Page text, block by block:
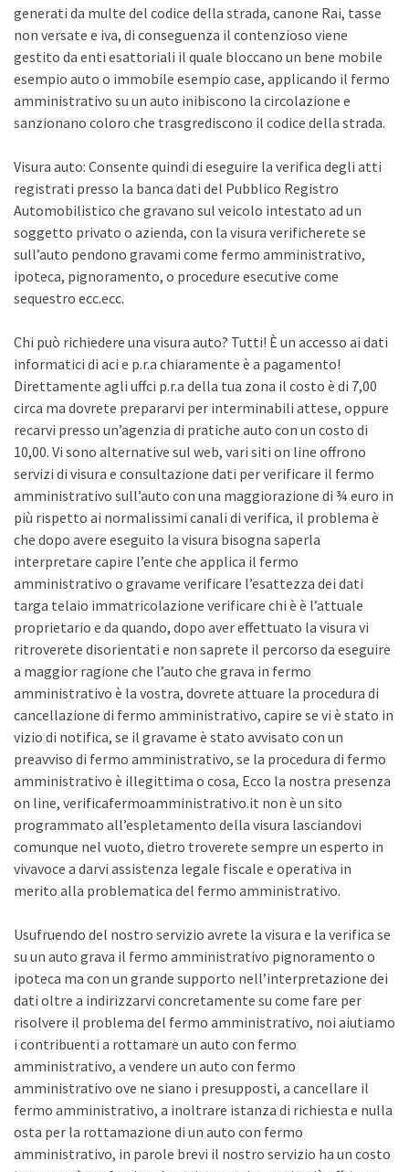
generati da multe del codice della strada, canone Rai, tasse
non versate e iva, di conseguenza il contenzioso viene
gestito da enti esattoriali il quale bloccano un bene mobile
esempio auto o immobile esempio case, applicando il fermo
amministrativo su un auto inibiscono la circolazione e
sanzionano coloro che trasgrediscono il codice della strada.
Visura auto: Consente quindi di eseguire la verifica degli atti
registrati presso la banca dati del Pubblico Registro
Automobilistico che gravano sul veicolo intestato ad un
soggetto privato o azienda, con la visura verificherete se
sull’auto pendono gravami come fermo amministrativo,
ipoteca, pignoramento, o procedure esecutive come
sequestro ecc.ecc.
Chi può richiedere una visura auto? Tutti! È un accesso ai dati
informatici di aci e p.r.a chiaramente è a pagamento!
Direttamente agli uffci p.r.a della tua zona il costo è di 7,00
circa ma dovrete prepararvi per interminabili attese, oppure
recarvi presso un’agenzia di pratiche auto con un costo di
10,00. Vi sono alternative sul web, vari siti on line offrono
servizi di visura e consultazione dati per verificare il fermo
amministrativo sull’auto con una maggiorazione di ¾ euro in
più rispetto ai normalissimi canali di verifica, il problema è
che dopo avere eseguito la visura bisogna saperla
interpretare capire l’ente che applica il fermo
amministrativo o gravame verificare l’esattezza dei dati
targa telaio immatricolazione verificare chi è è l’attuale
proprietario e da quando, dopo aver effettuato la visura vi
ritroverete disorientati e non saprete il percorso da eseguire
a maggior ragione che l’auto che grava in fermo
amministrativo è la vostra, dovrete attuare la procedura di
cancellazione di fermo amministrativo, capire se vi è stato in
vizio di notifica, se il gravame è stato avvisato con un
preavviso di fermo amministrativo, se la procedura di fermo
amministrativo è illegittima o cosa, Ecco la nostra presenza
on line, verificafermoamministrativo.it non è un sito
programmato all’espletamento della visura lasciandovi
comunque nel vuoto, dietro troverete sempre un esperto in
vivavoce a darvi assistenza legale fiscale e operativa in
merito alla problematica del fermo amministrativo.
Usufruendo del nostro servizio avrete la visura e la verifica se
su un auto grava il fermo amministrativo pignoramento o
ipoteca ma con un grande supporto nell’interpretazione dei
dati oltre a indirizzarvi concretamente su come fare per
risolvere il problema del fermo amministrativo, noi aiutiamo
i contribuenti a rottamare un auto con fermo
amministrativo, a vendere un auto con fermo
amministrativo ove ne siano i presupposti, a cancellare il
fermo amministrativo, a inoltrare istanza di richiesta e nulla
osta per la rottamazione di un auto con fermo
amministrativo, in parole brevi il nostro servizio ha un costo